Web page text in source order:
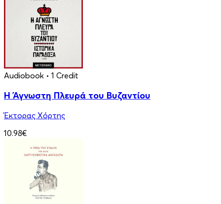
Audiobook • 1 Credit
Η Άγνωστη Πλευρά του Βυζαντίου
Έκτορας Χόρτης
10.98€